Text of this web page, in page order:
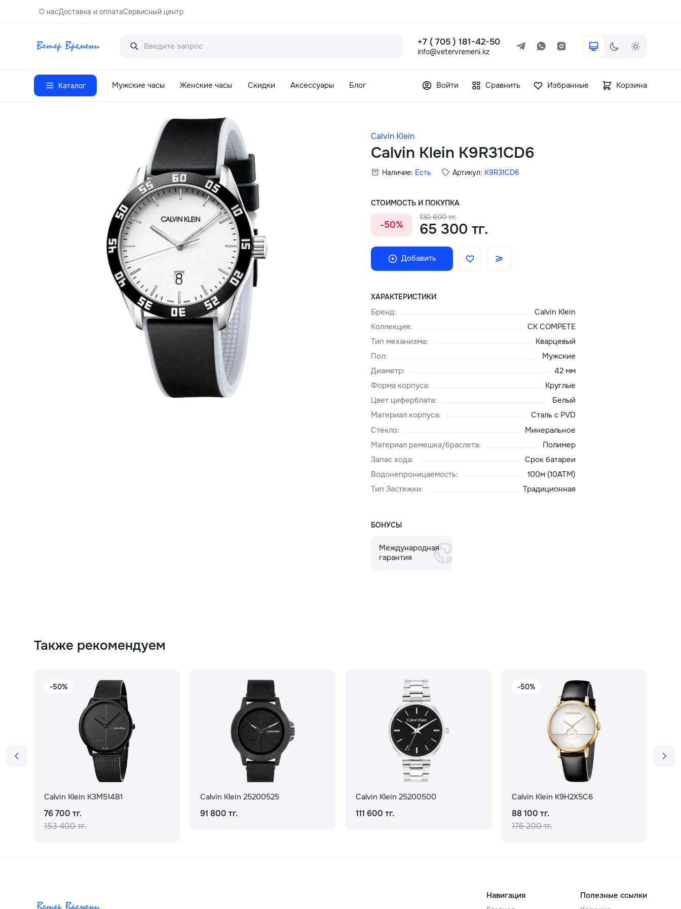
О насДоставка и оплатаСервисный центр
+7 ( 705 ) 181-42-50
info@vetervremeni.kz
Каталог Мужские часы Женские часы Скидки Аксессуары Блог Войти Сравнить Избранные Корзина
Calvin Klein
Calvin Klein K9R31CD6
Наличие: Есть Артикул: K9R31CD6
СТОИМОСТЬ И ПОКУПКА
-50%
130 600 тг.
65 300 тг.
Добавить
ХАРАКТЕРИСТИКИ
Бренд:
Calvin Klein
Коллекция:
CK COMPETE
Тип механизма:
Кварцевый
Пол:
Мужские
Диаметр:
42 мм
Форма корпуса:
Круглые
Цвет циферблата:
Белый
Материал корпуса:
Сталь с PVD
Стекло:
Минеральное
Материал ремешка/браслета:
Полимер
Запас хода:
Срок батареи
Водонепроницаемость:
100м (10ATM)
Тип Застежки: Традиционная
БОНУСЫ
Международная
гарантия
Также рекомендуем
-50%
Calvin Klein K3M514B1
76 700 тг.
153 400 тг.
Calvin Klein 25200525
91 800 тг.
Calvin Klein 25200500
111 600 тг.
-50%
Calvin Klein K9H2X5C6
88 100 тг.
176 200 тг.
Навигация
Полезные ссылки
+7 ( 705 ) 181-42-50
Каталог
Главная
О нас
Доставка и оплата
Сервисный центр